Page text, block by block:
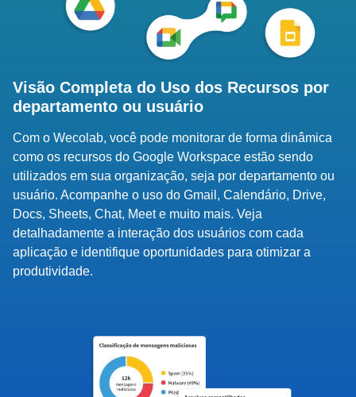
Visão Completa do Uso dos Recursos por
departamento ou usuário
Com o Wecolab, você pode monitorar de forma dinâmica
como os recursos do Google Workspace estão sendo
utilizados em sua organização, seja por departamento ou
usuário. Acompanhe o uso do Gmail, Calendário, Drive,
Docs, Sheets, Chat, Meet e muito mais. Veja
detalhadamente a interação dos usuários com cada
aplicação e identifique oportunidades para otimizar a
produtividade.